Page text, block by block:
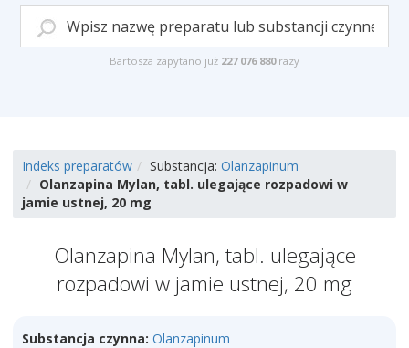
Bartosza zapytano już 227 076 880 razy
Indeks preparatów Substancja: Olanzapinum
Olanzapina Mylan, tabl. ulegające rozpadowi w
jamie ustnej, 20 mg
Olanzapina Mylan, tabl. ulegające
rozpadowi w jamie ustnej, 20 mg
Substancja czynna: Olanzapinum